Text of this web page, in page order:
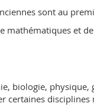
sont au
mathématiques et
biologie, physique,
certaines